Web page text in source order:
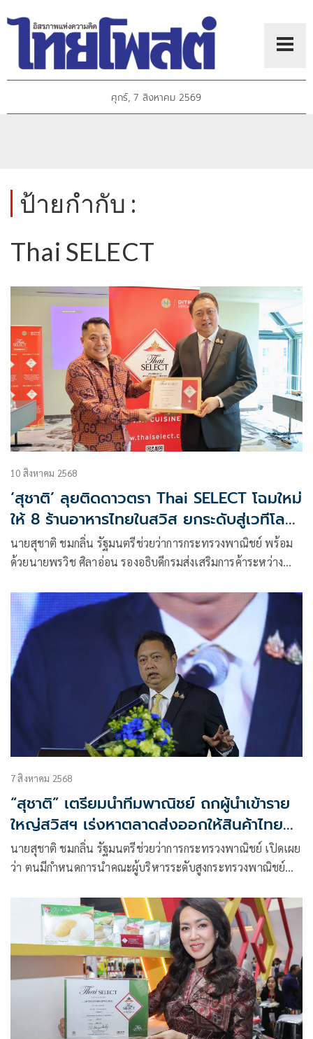
ศุกร์, 7 สิงหาคม 2569
ป้ายกำกับ :
Thai SELECT
10 สิงหาคม 2568
‘สุชาติ’ ลุยติดดาวตรา Thai SELECT โฉมใหม่
ให้ 8 ร้านอาหารไทยในสวิส ยกระดับสู่เวทีโลก!
พร้อมแก้ปัญหาขาดแรงงานฝีมือ รับหารือ 3
กระทรวงร่วมมือ
นายสุชาติ ชมกลิ่น รัฐมนตรีช่วยว่าการกระทรวงพาณิชย์ พร้อม
ด้วยนายพรวิช ศิลาอ่อน รองอธิบดีกรมส่งเสริมการค้าระหว่าง
การสำนักงานส่งเสริมการค้าในต่างประเทศ ณ นครแฟรงก์เฟิร์ต
จัดกิจกรรมส่งเสริมโอกาสทางการค้าและร้านอาหารไทย พร้อม
มอบตรา Thai SELECT โฉมใหม่ ติดดาวให้แก่ร้านอาหารไทย
รายใหม่ 8 แห่งในสวิตเซอร์แลนด์
7 สิงหาคม 2568
“สุชาติ” เตรียมนำทีมพาณิชย์ ถกผู้นำเข้าราย
ใหญ่สวิสฯ เร่งหาตลาดส่งออกให้สินค้าไทย
พร้อมโปรโมต Thai SELECT ให้ครองใจชาว
ต่างชาติ
นายสุชาติ ชมกลิ่น รัฐมนตรีช่วยว่าการกระทรวงพาณิชย์ เปิดเผย
ว่า ตนมีกำหนดการนำคณะผู้บริหารระดับสูงกระทรวงพาณิชย์
2568 หารือกับผู้บริหารระดับสูงของบริษัทรายใ